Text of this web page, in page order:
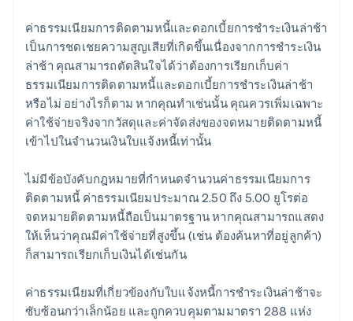
ค่าธรรมเนียมการติดตามหนี้และดอกเบี้ยการชำระเงินล่าช้า
เป็นการชดเชยความสูญเสียที่เกิดขึ้นเนื่องจากการชำระเงิน
ล่าช้า คุณสามารถตัดสินใจได้ว่าต้องการเรียกเก็บค่า
ธรรมเนียมการติดตามหนี้และดอกเบี้ยการชำระเงินล่าช้า
หรือไม่ อย่างไรก็ตาม หากคุณทําเช่นนั้น คุณควรเพิ่มเฉพาะ
ค่าใช้จ่ายจริงจากวัสดุและค่าจัดส่งของจดหมายติดตามหนี้
เข้าไปในจำนวนเงินใบแจ้งหนี้เท่านั้น
ไม่มีข้อบังคับกฎหมายที่กําหนดจํานวนค่าธรรมเนียมการ
ติดตามหนี้ ค่าธรรมเนียมประมาณ 2.50 ถึง 5.00 ยูโรต่อ
จดหมายติดตามหนี้ถือเป็นมาตรฐาน หากคุณสามารถแสดง
ให้เห็นว่าคุณมีค่าใช้จ่ายที่สูงขึ้น (เช่น ต้องค้นหาที่อยู่ลูกค้า)
ก็สามารถเรียกเก็บเงินได้เช่นกัน
ค่าธรรมเนียมที่เกี่ยวข้องกับใบแจ้งหนี้การชำระเงินล่าช้าจะ
ซับซ้อนกว่าเล็กน้อย และถูกควบคุมตามมาตรา 288 แห่ง